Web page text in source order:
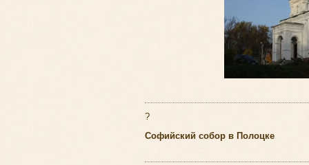
?
Софийский собор в Полоцке